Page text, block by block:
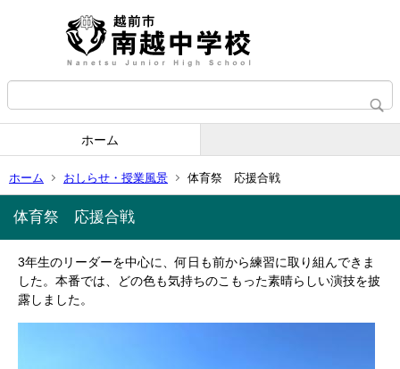
ホーム
ホーム おしらせ・授業風景 体育祭 応援合戦
体育祭 応援合戦
3年生のリーダーを中心に、何日も前から練習に取り組んできま
した。本番では、どの色も気持ちのこもった素晴らしい演技を披
露しました。